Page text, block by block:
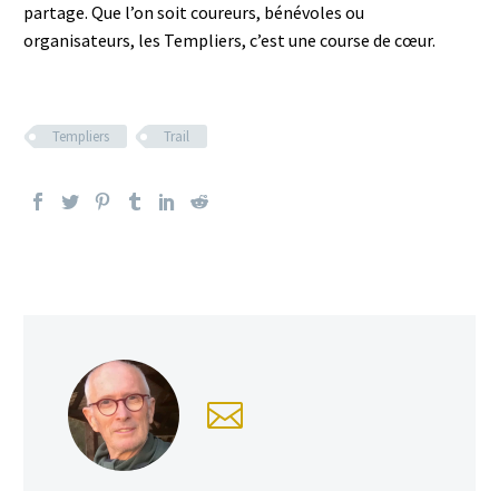
partage. Que l’on soit coureurs, bénévoles ou
organisateurs, les Templiers, c’est une course de cœur.
Templiers Trail